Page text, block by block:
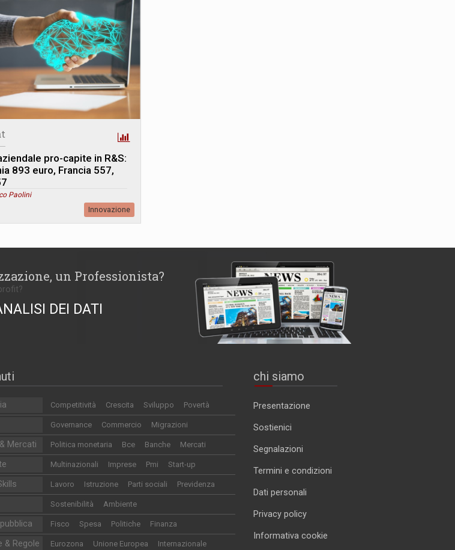
pro-capite in R&S:
893 euro, Francia 557,
Paolini
Innovazione
un Professionista?
DEI DATI
Competitività Crescita Sviluppo Povertà
Governance Commercio Migrazioni
Mercati Politica monetaria Bce Banche Mercati
Multinazionali Imprese Pmi Start-up
Lavoro Istruzione Parti sociali Previdenza
Sostenibilità Ambiente
Fisco Spesa Politiche Finanza
& Regole Eurozona Unione Europea Internazionale
chi siamo
Presentazione
Sostienici
Segnalazioni
Termini e condizioni
Dati personali
Privacy policy
Informativa cookie